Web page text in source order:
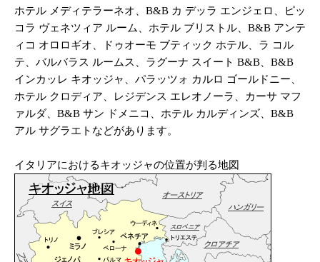
ホテル メディテラーネオ、B&B カ デッラ エンジェロ、ピッ
コラ ヴェネツィア ルーム、ホテル ブリストル、B&B アンテ
ィコ オロロギオ、ドゥオーモ ブティック ホテル、ラ コル
テ、バルバラス ルームス、ラグーナ スイート B&B、B&B
インカッレ キオッジャ、パラッツォ カルロ ゴールドニー、
ホテル クロディア、レジデンス エレオノーラ、カーサ マフ
ァルダ、B&B サン ドメニコ、ホテル カルディンズ、B&B
アル サグラエトなどがあります。
イタリアにおけるキオッジャの位置が判る地図